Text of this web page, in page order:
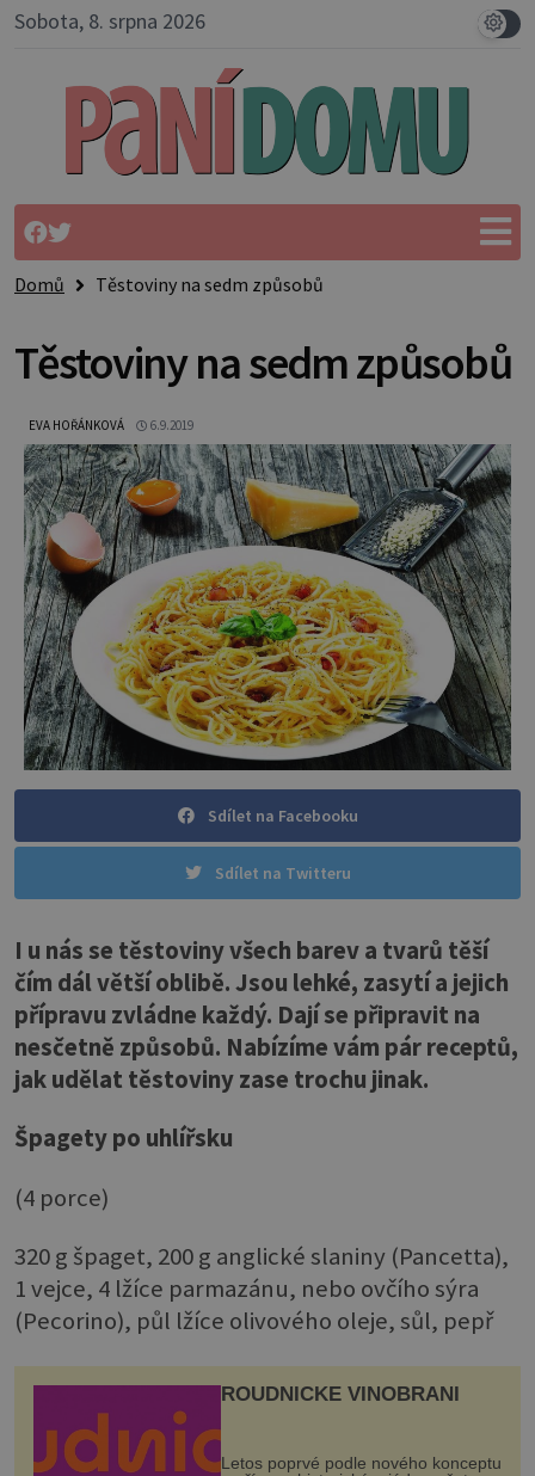
Sobota, 8. srpna 2026
Domů Těstoviny na sedm způsobů
Těstoviny na sedm způsobů
EVA HOŘÁNKOVÁ 6.9.2019
Sdílet na Facebooku
Sdílet na Twitteru
I u nás se těstoviny všech barev a tvarů těší
čím dál větší oblibě. Jsou lehké, zasytí a jejich
přípravu zvládne každý. Dají se připravit na
nesčetně způsobů. Nabízíme vám pár receptů,
jak udělat těstoviny zase trochu jinak.
Špagety po uhlířsku
(4 porce)
320 g špaget, 200 g anglické slaniny (Pancetta),
1 vejce, 4 lžíce parmazánu, nebo ovčího sýra
(Pecorino), půl lžíce olivového oleje, sůl, pepř
ROUDNICKÉ VINOBRANÍ
Letos poprvé podle nového konceptu